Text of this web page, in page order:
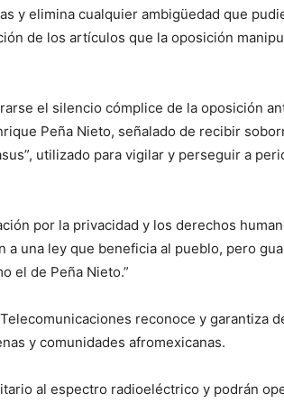
y elimina cualquier ambigüedad que
de los artículos que la oposición
el silencio cómplice de la oposición
Peña Nieto, señalado de recibir
utilizado para vigilar y perseguir a
por la privacidad y los derechos
a una ley que beneficia al pueblo, pero
el de Peña Nieto.”
reconoce y garantiza
y comunidades afromexicanas.
al espectro radioeléctrico y podrán